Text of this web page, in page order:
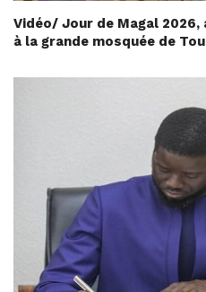
Vidéo/ Jour de Magal
à la grande mosquée de